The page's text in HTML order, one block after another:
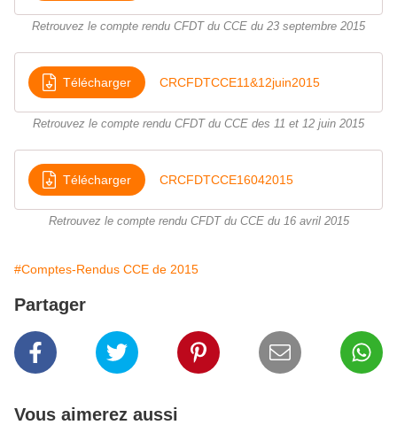
Retrouvez le compte rendu CFDT du CCE du 23 septembre 2015
Télécharger CRCFDTCCE11&12juin2015
Retrouvez le compte rendu CFDT du CCE des 11 et 12 juin 2015
Télécharger CRCFDTCCE16042015
Retrouvez le compte rendu CFDT du CCE du 16 avril 2015
#Comptes-Rendus CCE de 2015
Partager
Vous aimerez aussi